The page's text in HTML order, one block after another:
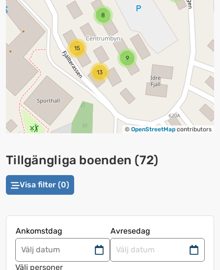
13
15
8
9
© OpenStreetMap contributors
Tillgängliga boenden (72)
Visa filter (0)
Ankomstdag
Avresedag
Navigera
framåt
Navigera
Välj personer